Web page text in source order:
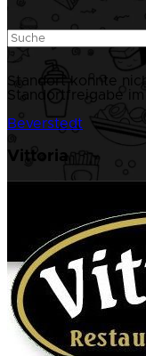
Standort konnte
Standortfreigabe im
Beverstedt
Vittoria